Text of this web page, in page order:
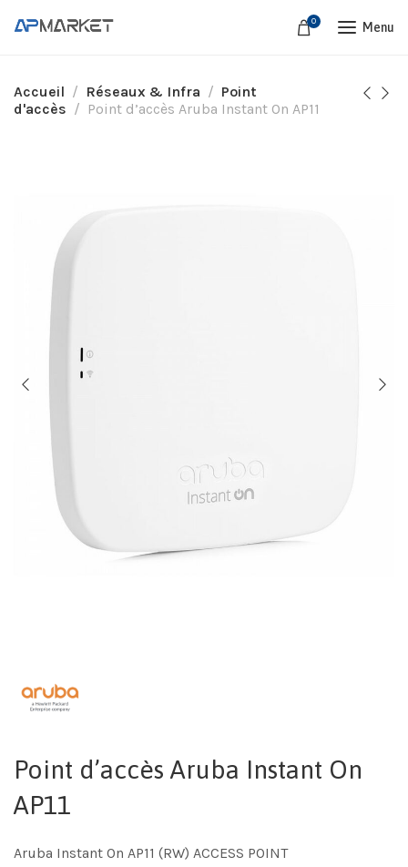
0 Menu
Accueil Réseaux & Infra
Point
d'accès
Point d’accès Aruba Instant On AP11
Point d’accès Aruba Instant On
AP11
Aruba Instant On AP11 (RW) ACCESS POINT